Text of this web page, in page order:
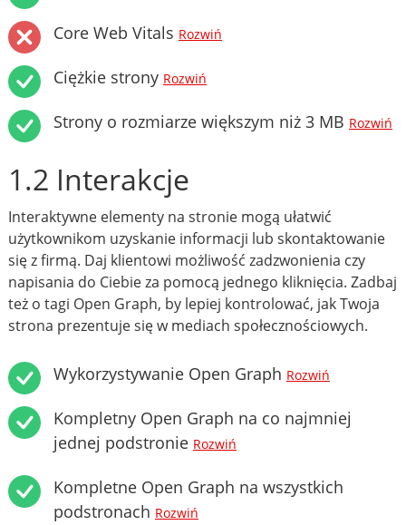
Core Web Vitals Rozwiń
Ciężkie strony Rozwiń
Strony o rozmiarze większym niż 3 MB Rozwiń
1.2 Interakcje
Interaktywne elementy na stronie mogą ułatwić
użytkownikom uzyskanie informacji lub skontaktowanie
się z firmą. Daj klientowi możliwość zadzwonienia czy
napisania do Ciebie za pomocą jednego kliknięcia. Zadbaj
też o tagi Open Graph, by lepiej kontrolować, jak Twoja
strona prezentuje się w mediach społecznościowych.
Wykorzystywanie Open Graph Rozwiń
Kompletny Open Graph na co najmniej
jednej podstronie Rozwiń
Kompletne Open Graph na wszystkich
podstronach Rozwiń